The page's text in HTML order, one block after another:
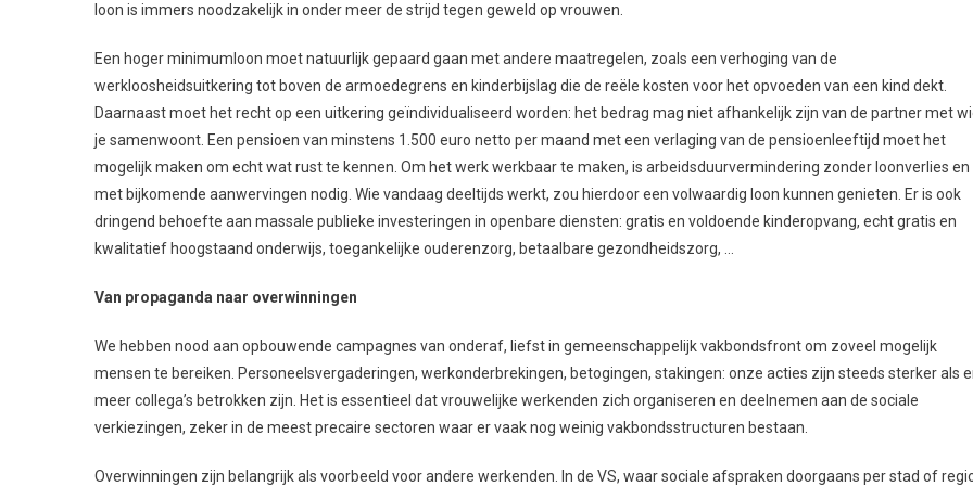
loon is immers noodzakelijk in onder meer de strijd tegen geweld op vrouwen.
Een hoger minimumloon moet natuurlijk gepaard gaan met andere maatregelen, zoals een verhoging van de
werkloosheidsuitkering tot boven de armoedegrens en kinderbijslag die de reële kosten voor het opvoeden van een kind dekt.
Daarnaast moet het recht op een uitkering geïndividualiseerd worden: het bedrag mag niet afhankelijk zijn van de partner met
je samenwoont. Een pensioen van minstens 1.500 euro netto per maand met een verlaging van de pensioenleeftijd moet het
mogelijk maken om echt wat rust te kennen. Om het werk werkbaar te maken, is arbeidsduurvermindering zonder loonverlies en
met bijkomende aanwervingen nodig. Wie vandaag deeltijds werkt, zou hierdoor een volwaardig loon kunnen genieten. Er is ook
dringend behoefte aan massale publieke investeringen in openbare diensten: gratis en voldoende kinderopvang, echt gratis en
kwalitatief hoogstaand onderwijs, toegankelijke ouderenzorg, betaalbare gezondheidszorg, …
Van propaganda naar overwinningen
We hebben nood aan opbouwende campagnes van onderaf, liefst in gemeenschappelijk vakbondsfront om zoveel mogelijk
mensen te bereiken. Personeelsvergaderingen, werkonderbrekingen, betogingen, stakingen: onze acties zijn steeds sterker als
meer collega’s betrokken zijn. Het is essentieel dat vrouwelijke werkenden zich organiseren en deelnemen aan de sociale
verkiezingen, zeker in de meest precaire sectoren waar er vaak nog weinig vakbondsstructuren bestaan.
Overwinningen zijn belangrijk als voorbeeld voor andere werkenden. In de VS, waar sociale afspraken doorgaans per stad of